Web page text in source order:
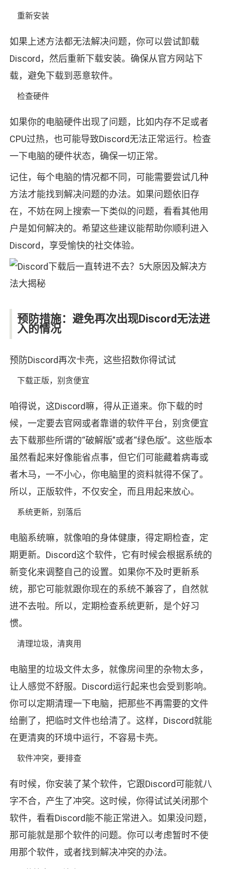
重新安装
如果上述方法都无法解决问题，你可以尝试卸载
Discord，然后重新下载安装。确保从官方网站下
载，避免下载到恶意软件。
检查硬件
如果你的电脑硬件出现了问题，比如内存不足或者
CPU过热，也可能导致Discord无法正常运行。检查
一下电脑的硬件状态，确保一切正常。
记住，每个电脑的情况都不同，可能需要尝试几种
方法才能找到解决问题的办法。如果问题依旧存
在，不妨在网上搜索一下类似的问题，看看其他用
户是如何解决的。希望这些建议能帮助你顺利进入
Discord，享受愉快的社交体验。
预防措施：避免再次出现Discord无法进
入的情况
预防Discord再次卡壳，这些招数你得试试
下载正版，别贪便宜
咱得说，这Discord嘛，得从正道来。你下载的时
候，一定要去官网或者靠谱的软件平台，别贪便宜
去下载那些所谓的“破解版”或者“绿色版”。这些版本
虽然看起来好像能省点事，但它们可能藏着病毒或
者木马，一不小心，你电脑里的资料就得不保了。
所以，正版软件，不仅安全，而且用起来放心。
系统更新，别落后
电脑系统嘛，就像咱的身体健康，得定期检查，定
期更新。Discord这个软件，它有时候会根据系统的
新变化来调整自己的设置。如果你不及时更新系
统，那它可能就跟你现在的系统不兼容了，自然就
进不去啦。所以，定期检查系统更新，是个好习
惯。
清理垃圾，清爽用
电脑里的垃圾文件太多，就像房间里的杂物太多，
让人感觉不舒服。Discord运行起来也会受到影响。
你可以定期清理一下电脑，把那些不再需要的文件
给删了，把临时文件也给清了。这样，Discord就能
在更清爽的环境中运行，不容易卡壳。
软件冲突，要排查
有时候，你安装了某个软件，它跟Discord可能就八
字不合，产生了冲突。这时候，你得试试关闭那个
软件，看看Discord能不能正常进入。如果没问题，
那可能就是那个软件的问题。你可以考虑暂时不使
用那个软件，或者找到解决冲突的办法。